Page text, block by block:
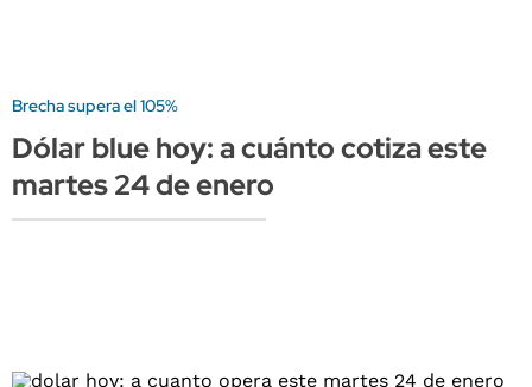
Brecha supera el 105%
Dólar blue hoy: a cuánto cotiza este
martes 24 de enero